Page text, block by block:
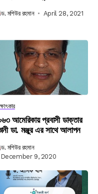
ড. মশিউর রহমান April 28, 2021
আমেরিকায় প্রবাসী ডাক্তার
ডা. মঞ্জুর এর সাথে আলাপন
ড. মশিউর রহমান
December 9, 2020